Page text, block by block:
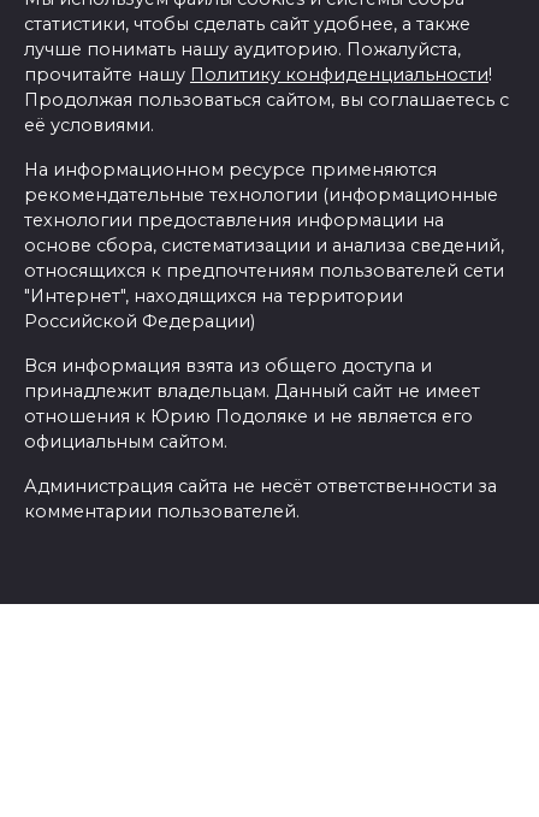
статистики, чтобы сделать сайт удобнее, а также
лучше понимать нашу аудиторию. Пожалуйста,
прочитайте нашу Политику конфиденциальности!
Продолжая пользоваться сайтом, вы соглашаетесь с
её условиями.
На информационном ресурсе применяются
рекомендательные технологии (информационные
технологии предоставления информации на
основе сбора, систематизации и анализа сведений,
относящихся к предпочтениям пользователей сети
"Интернет", находящихся на территории
Российской Федерации)
Вся информация взята из общего доступа и
принадлежит владельцам. Данный сайт не имеет
отношения к Юрию Подоляке и не является его
официальным сайтом.
Администрация сайта не несёт ответственности за
комментарии пользователей.